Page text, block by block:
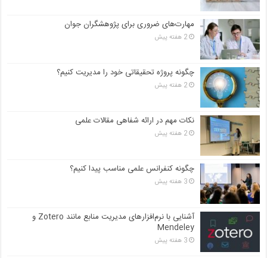
مهارت‌های ضروری برای پژوهشگران جوان
2 هفته پیش
چگونه پروژه تحقیقاتی خود را مدیریت کنیم؟
2 هفته پیش
نکات مهم در ارائه شفاهی مقالات علمی
2 هفته پیش
چگونه کنفرانس علمی مناسب پیدا کنیم؟
3 هفته پیش
آشنایی با نرم‌افزارهای مدیریت منابع مانند Zotero و
Mendeley
3 هفته پیش